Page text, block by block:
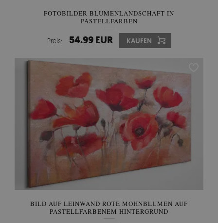
FOTOBILDER BLUMENLANDSCHAFT IN
PASTELLFARBEN
Preis: 54.99 EUR KAUFEN
BILD AUF LEINWAND ROTE MOHNBLUMEN AUF
PASTELLFARBENEM HINTERGRUND